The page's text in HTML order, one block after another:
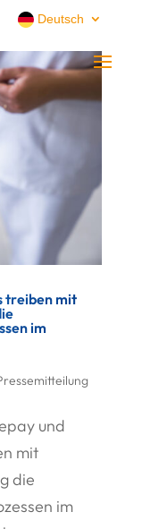
Deutsch
treiben mit
im
und
mit
die
im